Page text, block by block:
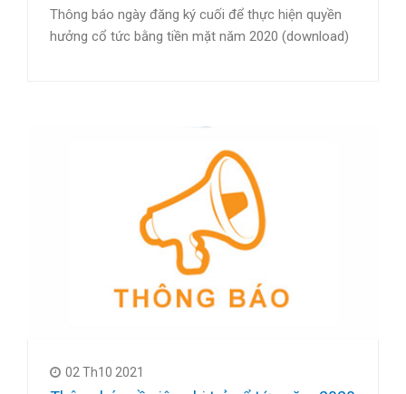
Thông báo ngày đăng ký cuối để thực hiện quyền
hưởng cổ tức bằng tiền mặt năm 2020 (download)
02 Th10 2021